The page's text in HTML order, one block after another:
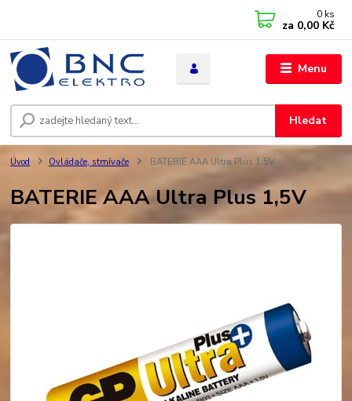
Menu
Hledat
0 ks
za 0,00 Kč
Úvod Ovládače, stmívače BATERIE AAA Ultra Plus 1,5V
BATERIE AAA Ultra Plus 1,5V